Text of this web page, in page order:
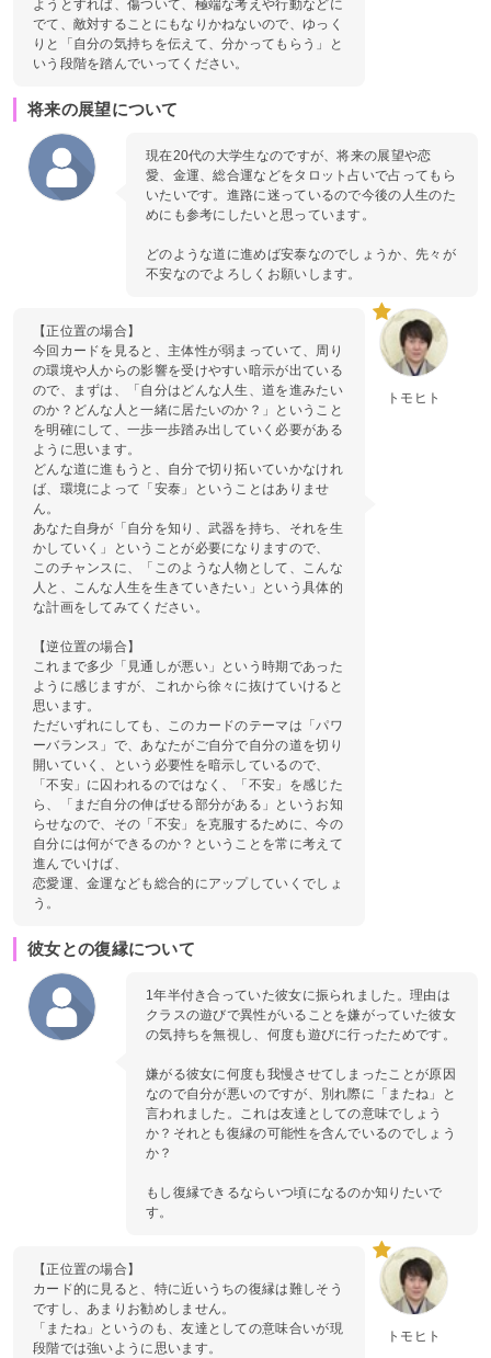
ようとすれば、傷ついて、極端な考えや行動などに
でて、敵対することにもなりかねないので、ゆっく
りと「自分の気持ちを伝えて、分かってもらう」と
いう段階を踏んでいってください。
将来の展望について
現在20代の大学生なのですが、将来の展望や恋
愛、金運、総合運などをタロット占いで占ってもら
いたいです。進路に迷っているので今後の人生のた
めにも参考にしたいと思っています。
どのような道に進めば安泰なのでしょうか、先々が
不安なのでよろしくお願いします。
トモヒト
【正位置の場合】
今回カードを見ると、主体性が弱まっていて、周り
の環境や人からの影響を受けやすい暗示が出ている
ので、まずは、「自分はどんな人生、道を進みたい
のか？どんな人と一緒に居たいのか？」ということ
を明確にして、一歩一歩踏み出していく必要がある
ように思います。
どんな道に進もうと、自分で切り拓いていかなけれ
ば、環境によって「安泰」ということはありませ
ん。
あなた自身が「自分を知り、武器を持ち、それを生
かしていく」ということが必要になりますので、
このチャンスに、「このような人物として、こんな
人と、こんな人生を生きていきたい」という具体的
な計画をしてみてください。
【逆位置の場合】
これまで多少「見通しが悪い」という時期であった
ように感じますが、これから徐々に抜けていけると
思います。
ただいずれにしても、このカードのテーマは「パワ
ーバランス」で、あなたがご自分で自分の道を切り
開いていく、という必要性を暗示しているので、
「不安」に囚われるのではなく、「不安」を感じた
ら、「まだ自分の伸ばせる部分がある」というお知
らせなので、その「不安」を克服するために、今の
自分には何ができるのか？ということを常に考えて
進んでいけば、
恋愛運、金運なども総合的にアップしていくでしょ
う。
彼女との復縁について
1年半付き合っていた彼女に振られました。理由は
クラスの遊びで異性がいることを嫌がっていた彼女
の気持ちを無視し、何度も遊びに行ったためです。
嫌がる彼女に何度も我慢させてしまったことが原因
なので自分が悪いのですが、別れ際に「またね」と
言われました。これは友達としての意味でしょう
か？それとも復縁の可能性を含んでいるのでしょう
か？
もし復縁できるならいつ頃になるのか知りたいで
す。
トモヒト
【正位置の場合】
カード的に見ると、特に近いうちの復縁は難しそう
ですし、あまりお勧めしません。
「またね」というのも、友達としての意味合いが現
段階では強いように思います。